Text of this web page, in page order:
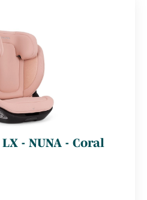
- NUNA - Coral